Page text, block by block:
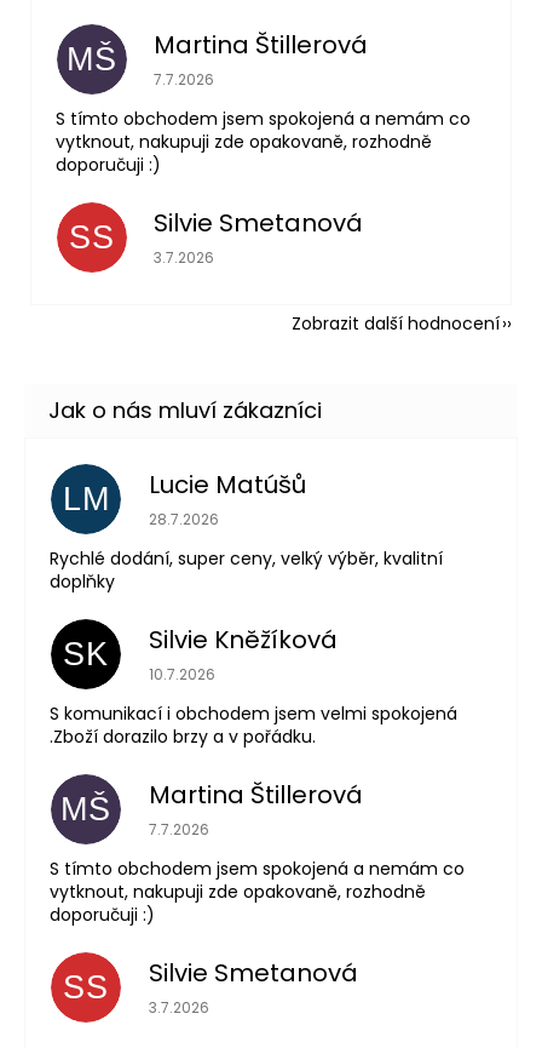
MŠ Martina Štillerová
Hodnocení obchodu je 5 z 5 hvězdiček.
7.7.2026
S tímto obchodem jsem spokojená a nemám co
vytknout, nakupuji zde opakovaně, rozhodně
doporučuji :)
SS Silvie Smetanová
Hodnocení obchodu je 5 z 5 hvězdiček.
3.7.2026
Zobrazit další hodnocení
LM Lucie Matúšů
Hodnocení obchodu je 5 z 5 hvězdiček.
28.7.2026
Rychlé dodání, super ceny, velký výběr, kvalitní
doplňky
SK Silvie Kněžíková
Hodnocení obchodu je 5 z 5 hvězdiček.
10.7.2026
S komunikací i obchodem jsem velmi spokojená
.Zboží dorazilo brzy a v pořádku.
MŠ Martina Štillerová
Hodnocení obchodu je 5 z 5 hvězdiček.
7.7.2026
S tímto obchodem jsem spokojená a nemám co
vytknout, nakupuji zde opakovaně, rozhodně
doporučuji :)
SS Silvie Smetanová
Hodnocení obchodu je 5 z 5 hvězdiček.
3.7.2026